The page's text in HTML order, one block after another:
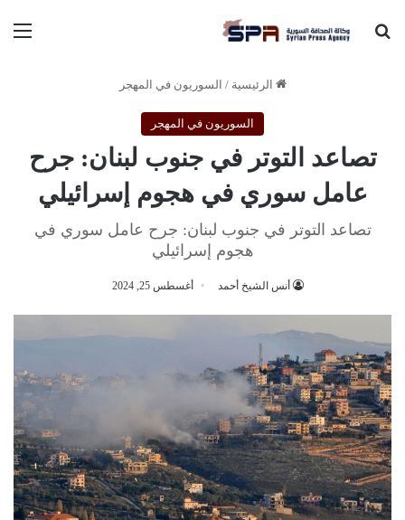
بحث عن
الرئيسية / السوريون في المهجر
السوريون في المهجر
تصاعد التوتر في جنوب لبنان: جرح
عامل سوري في هجوم إسرائيلي
تصاعد التوتر في جنوب لبنان: جرح عامل سوري في
هجوم إسرائيلي
أنس الشيخ أحمد أغسطس 25, 2024